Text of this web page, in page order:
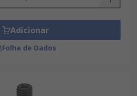
Adicionar
Folha de Dados